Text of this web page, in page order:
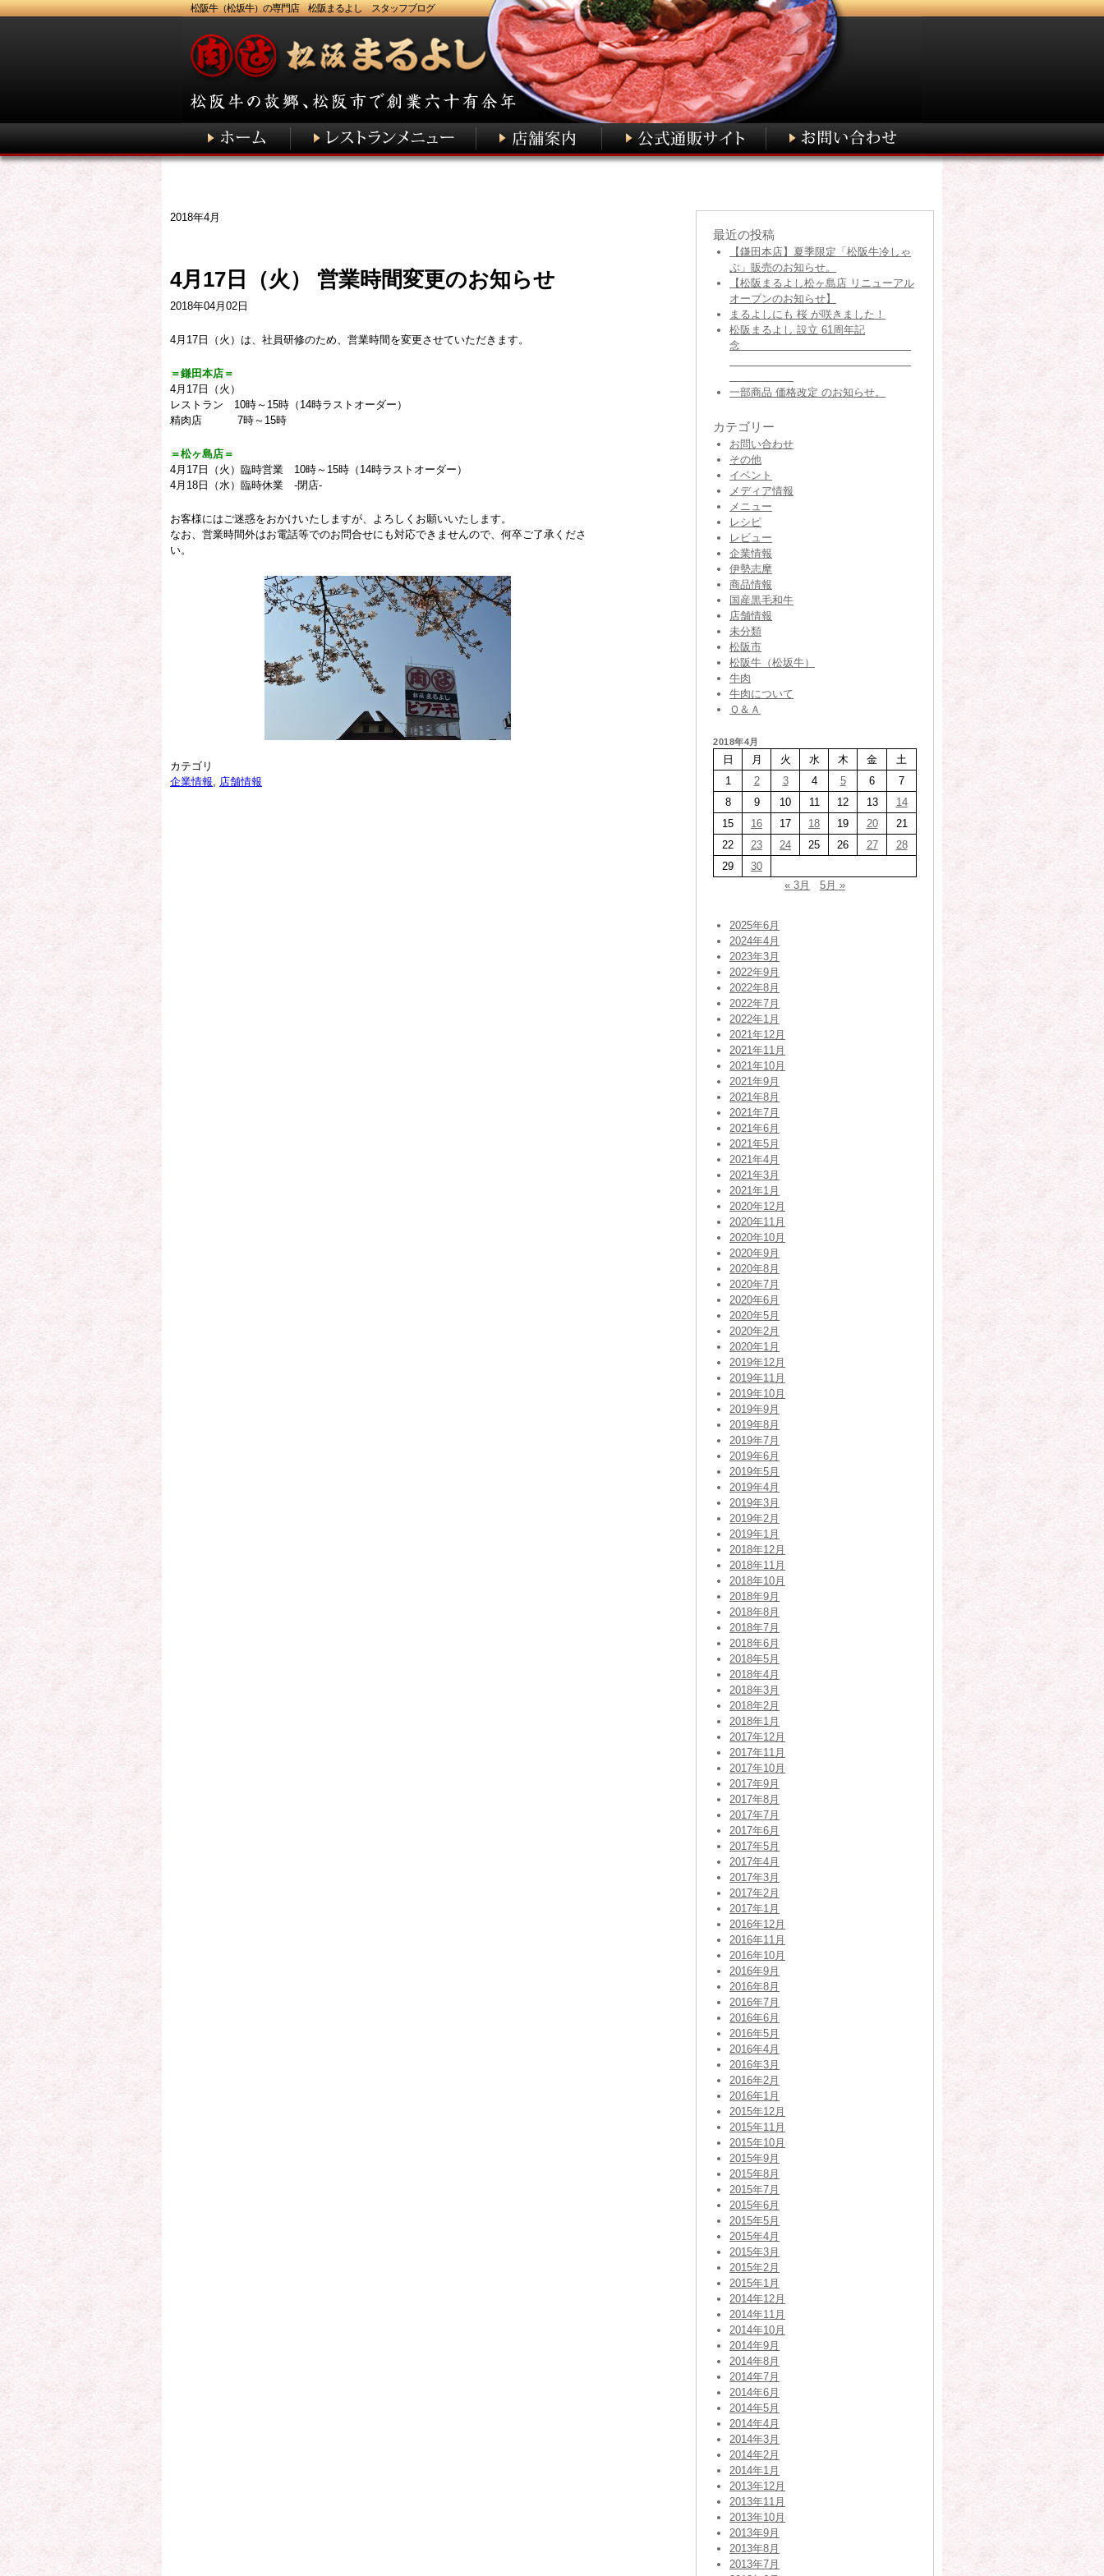
松阪牛（松坂牛）の専門店 松阪まるよし スタッフブログ
2018年4月
4月17日（火） 営業時間変更のお知らせ
2018年04月02日
4月17日（火）は、社員研修のため、営業時間を変更させていただきます。
＝鎌田本店＝
4月17日（火）
レストラン 10時～15時（14時ラストオーダー）
精肉店 7時～15時
＝松ヶ島店＝
4月17日（火）臨時営業 10時～15時（14時ラストオーダー）
4月18日（水）臨時休業 -閉店-
お客様にはご迷惑をおかけいたしますが、よろしくお願いいたします。
なお、営業時間外はお電話等でのお問合せにも対応できませんので、何卒ご了承くださ
い。
カテゴリ
企業情報, 店舗情報
最近の投稿
【鎌田本店】夏季限定「松阪牛冷しゃ
ぶ」販売のお知らせ。
【松阪まるよし松ヶ島店 リニューアル
オープンのお知らせ】
まるよしにも 桜 が咲きました！
松阪まるよし 設立 61周年記
念
一部商品 価格改定 のお知らせ。
カテゴリー
お問い合わせ
その他
イベント
メディア情報
メニュー
レシピ
レビュー
企業情報
伊勢志摩
商品情報
国産黒毛和牛
店舗情報
未分類
松阪市
松阪牛（松坂牛）
牛肉
牛肉について
Ｑ＆Ａ
2018年4月
日 月 火 水 木 金
土
1
2 3 4 5 6
7
8
9 10 11 12 13
14
15
16 17 18 19 20
21
22
23 24 25 26 27
28
29
30
« 3月
5月 »
2025年6月
2024年4月
2023年3月
2022年9月
2022年8月
2022年7月
2022年1月
2021年12月
2021年11月
2021年10月
2021年9月
2021年8月
2021年7月
2021年6月
2021年5月
2021年4月
2021年3月
2021年1月
2020年12月
2020年11月
2020年10月
2020年9月
2020年8月
2020年7月
2020年6月
2020年5月
2020年2月
2020年1月
2019年12月
2019年11月
2019年10月
2019年9月
2019年8月
2019年7月
2019年6月
2019年5月
2019年4月
2019年3月
2019年2月
2019年1月
2018年12月
2018年11月
2018年10月
2018年9月
2018年8月
2018年7月
2018年6月
2018年5月
2018年4月
2018年3月
2018年2月
2018年1月
2017年12月
2017年11月
2017年10月
2017年9月
2017年8月
2017年7月
2017年6月
2017年5月
2017年4月
2017年3月
2017年2月
2017年1月
2016年12月
2016年11月
2016年10月
2016年9月
2016年8月
2016年7月
2016年6月
2016年5月
2016年4月
2016年3月
2016年2月
2016年1月
2015年12月
2015年11月
2015年10月
2015年9月
2015年8月
2015年7月
2015年6月
2015年5月
2015年4月
2015年3月
2015年2月
2015年1月
2014年12月
2014年11月
2014年10月
2014年9月
2014年8月
2014年7月
2014年6月
2014年5月
2014年4月
2014年3月
2014年2月
2014年1月
2013年12月
2013年11月
2013年10月
2013年9月
2013年8月
2013年7月